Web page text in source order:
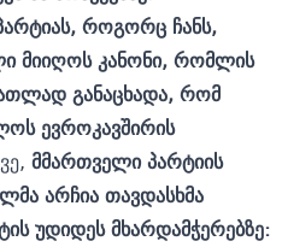
როგორც ჩანს,
მიიღოს კანონი, რომლის
განაცხადა, რომ
ევროკავშირის
მმართველი პარტიის
არჩია თავდასხმა
უდიდეს მხარდამჭერებზე: